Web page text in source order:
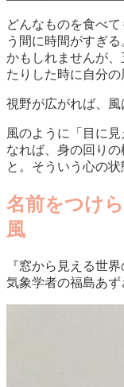
どんなものを食べ
う間に時間がすぎ
かもしれませんが
たりした時に自分の
視野が広がれば、風
風のように「目に
なれば、身の回り
と。そういう心の状
名前をつけ
風
『窓から見える世
気象学者の福島あず